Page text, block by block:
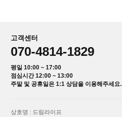
고객센터
070-4814-1829
평일 10:00 ~ 17:00
점심시간 12:00 ~ 13:00
주말 및 공휴일은 1:1 상담을 이용해주세요.
상호명 : 드림라이프